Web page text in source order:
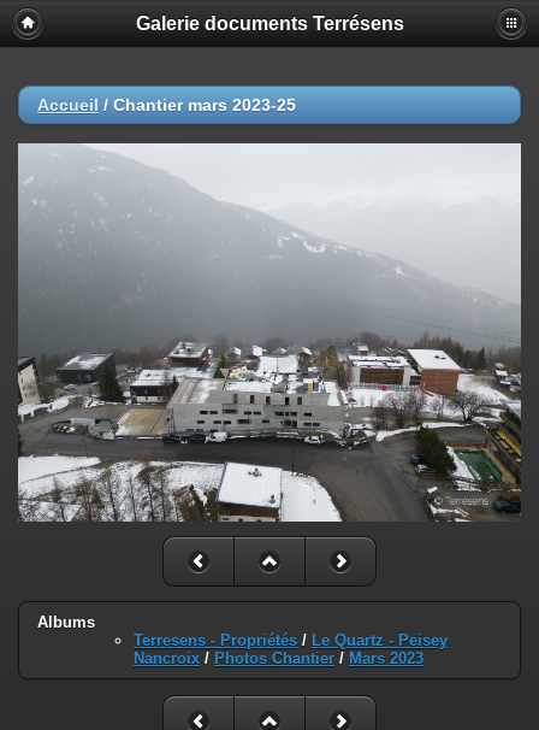
Galerie documents Terrésens
Accueil / Chantier mars 2023-25
Albums
Terresens - Propriétés / Le Quartz - Peisey
Nancroix / Photos Chantier / Mars 2023